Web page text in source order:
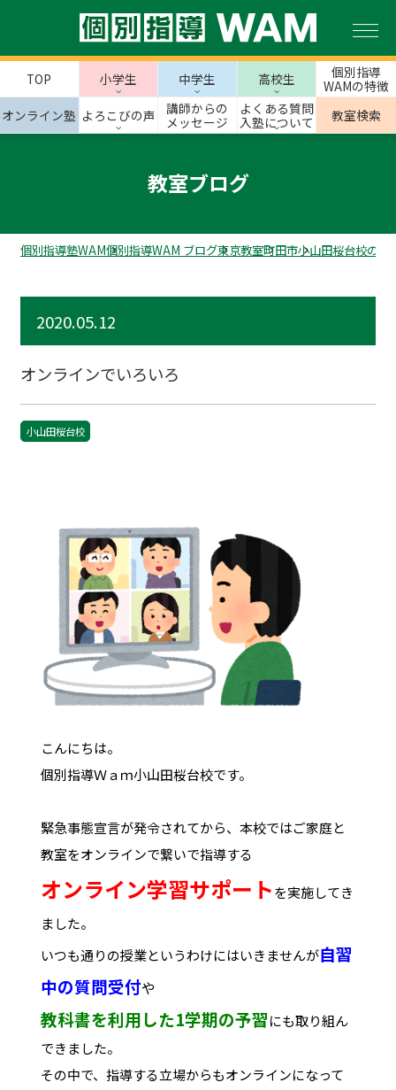
TOP 小学生 中学生 高校生
個別指導
WAMの特徴
オンライン塾 よろこびの声
講師からの
メッセージ
よくある質問
入塾について
教室検索
教室ブログ
個別指導塾WAM個別指導WAM ブログ東京教室町田市小山田桜台校のス
2020.05.12
オンラインでいろいろ
小山田桜台校
こんにちは。
個別指導Ｗａｍ小山田桜台校です。
緊急事態宣言が発令されてから、本校ではご家庭と
教室をオンラインで繋いで指導する
オンライン学習サポートを実施してき
ました。
いつも通りの授業というわけにはいきませんが自習
中の質問受付や
教科書を利用した1学期の予習にも取り組ん
できました。
その中で、指導する立場からもオンラインになって